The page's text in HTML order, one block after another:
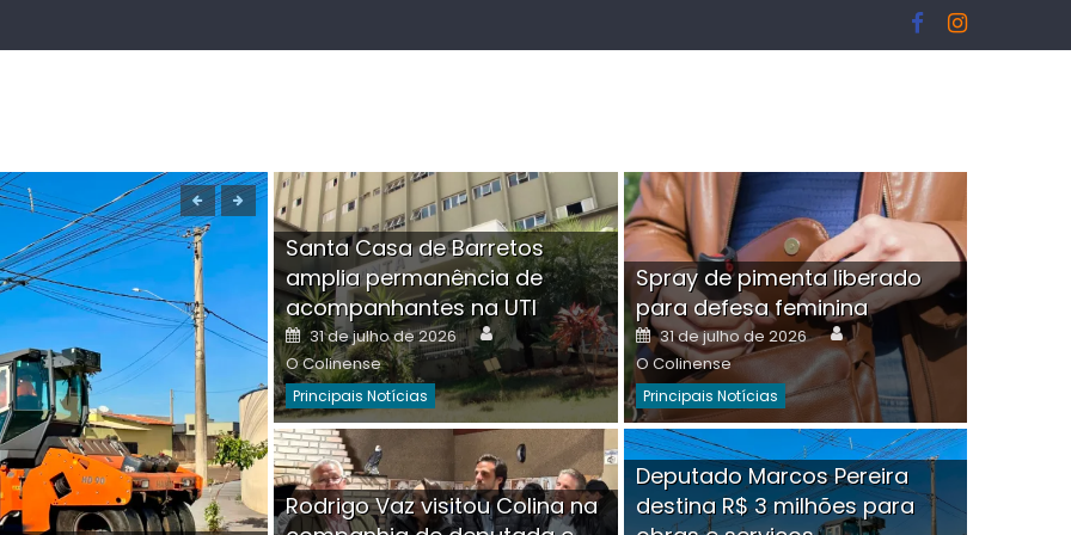
Boutique na Av. Ângelo Martins Tristão é
invadida por criminoso mascarado
Santa Casa de Barretos
amplia permanência de
acompanhantes na UTI
Posted
on
31 de julho de 2026 Author
O Colinense
Principais Notícias
Spray de pimenta liberado
para defesa feminina
Posted
on
31 de julho de 2026 Author
O Colinense
Principais Notícias
Rodrigo Vaz visitou Colina na
Deputado Marcos Pereira
destina R$ 3 milhões para